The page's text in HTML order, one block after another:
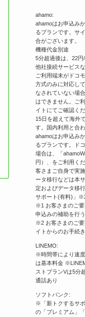
ahamo:
ahamoはお申込み
るプランです。サ
合がございます。
機種代金別途
5分超過後は、22円
他社接続サービス
ご利用端末がドコ
方式のみに対応し
なされていない場
はできません。ご
イトにてご確認くだ
15日を超えて海外
す。国内利用と合
ahamoはお申込み
るプランです。ド
場合は、「
円）、をご利用く
客さまご自身で実
ータ移行などは本
定およびデータ移
サポート(有料)」
※1 お客さまのご要
申込みの補助を行う
※2 お客さまのご要
イトからのお手続
LINEMO:
※時間帯により速
は基本料金
ストプランVは5分
通話あり
ソフトバンク:
※「新トクするサ
の「プレミアム」